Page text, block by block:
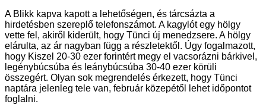
A Blikk kapva kapott a lehetőségen, és tárcsázta a
hirdetésben szereplő telefonszámot. A kagylót egy hölgy
vette fel, akiről kiderült, hogy Tünci új menedzsere. A hölgy
elárulta, az ár nagyban függ a részletektől. Úgy fogalmazott,
hogy Kiszel 20-30 ezer forintért megy el vacsorázni bárkivel,
legénybúcsúba és leánybúcsúba 30-40 ezer körüli
összegért. Olyan sok megrendelés érkezett, hogy Tünci
naptára jelenleg tele van, február közepétől lehet időpontot
foglalni.